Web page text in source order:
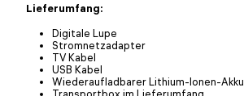
Lieferumfang:
Digitale Lupe
Stromnetzadapter
TV Kabel
USB Kabel
Wiederaufladbarer Lithium-Ionen-Akku
Transportbox im Lieferumfang